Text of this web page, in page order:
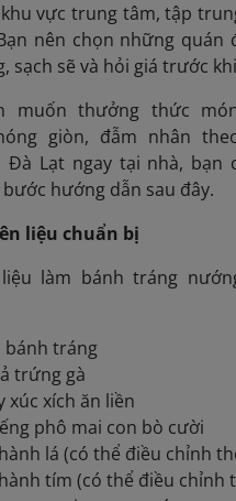
vực trung tâm, tập
nên chọn những quán
sạch sẽ và hỏi giá trước
muốn thưởng thức
giòn, đẫm nhân
Đà Lạt ngay tại nhà, bạn
hướng dẫn sau đây.
liệu chuẩn bị
liệu làm bánh tráng
bánh tráng
trứng gà
xúc xích ăn liền
phô mai con bò cười
lá (có thể điều chỉnh
tím (có thể điều chỉnh